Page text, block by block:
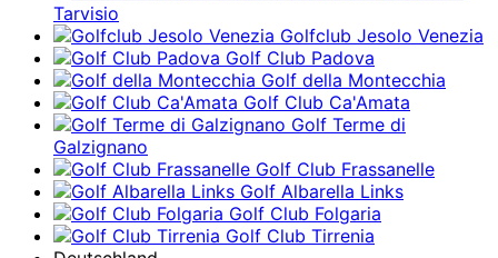
Tarvisio
Golfclub Jesolo Venezia
Golf Club Padova
Golf della Montecchia
Golf Club Ca'Amata
Golf Terme di
Galzignano
Golf Club Frassanelle
Golf Albarella Links
Golf Club Folgaria
Golf Club Tirrenia